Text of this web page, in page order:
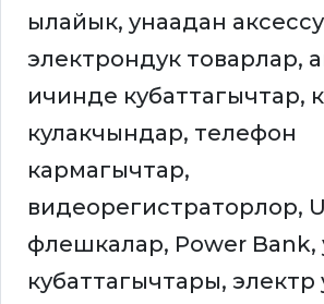
ылайык, унаадан
электрондук товарлар,
ичинде кубаттагычтар,
кулакчындар, телефон
кармагычтар,
видеорегистраторлор,
флешкалар, Power Bank,
кубаттагычтары, электр